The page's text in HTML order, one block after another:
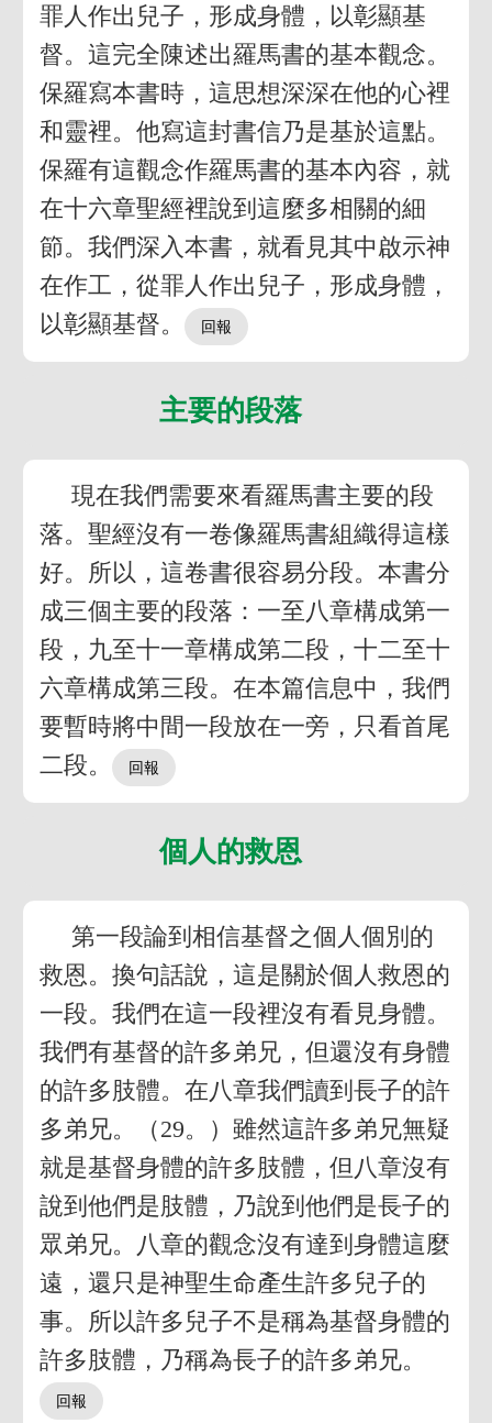
罪人作出兒子，形成身體，以彰顯基
督。這完全陳述出羅馬書的基本觀念。
保羅寫本書時，這思想深深在他的心裡
和靈裡。他寫這封書信乃是基於這點。
保羅有這觀念作羅馬書的基本內容，就
在十六章聖經裡說到這麼多相關的細
節。我們深入本書，就看見其中啟示神
在作工，從罪人作出兒子，形成身體，
以彰顯基督。
主要的段落
現在我們需要來看羅馬書主要的段
落。聖經沒有一卷像羅馬書組織得這樣
好。所以，這卷書很容易分段。本書分
成三個主要的段落：一至八章構成第一
段，九至十一章構成第二段，十二至十
六章構成第三段。在本篇信息中，我們
要暫時將中間一段放在一旁，只看首尾
二段。
個人的救恩
第一段論到相信基督之個人個別的
救恩。換句話說，這是關於個人救恩的
一段。我們在這一段裡沒有看見身體。
我們有基督的許多弟兄，但還沒有身體
的許多肢體。在八章我們讀到長子的許
多弟兄。（29。）雖然這許多弟兄無疑
就是基督身體的許多肢體，但八章沒有
說到他們是肢體，乃說到他們是長子的
眾弟兄。八章的觀念沒有達到身體這麼
遠，還只是神聖生命產生許多兒子的
事。所以許多兒子不是稱為基督身體的
許多肢體，乃稱為長子的許多弟兄。